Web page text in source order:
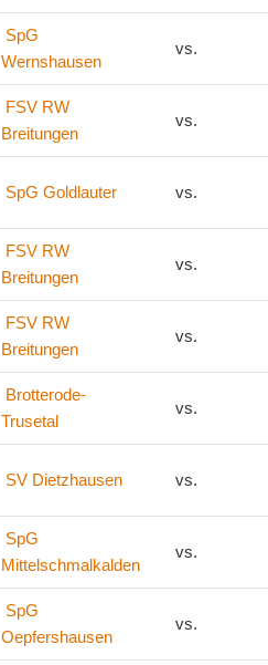
SpG
Wernshausen
vs.
FSV RW
Breitungen
vs.
SpG Goldlauter vs.
FSV RW
Breitungen
vs.
FSV RW
Breitungen
vs.
Brotterode-
Trusetal
vs.
SV Dietzhausen vs.
SpG
Mittelschmalkalden
vs.
SpG
Oepfershausen
vs.